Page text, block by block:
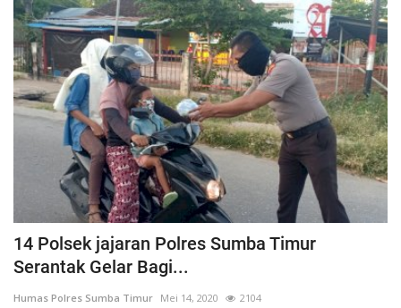
14 Polsek jajaran Polres Sumba Timur
Serantak Gelar Bagi...
Humas Polres Sumba Timur Mei 14, 2020 2104